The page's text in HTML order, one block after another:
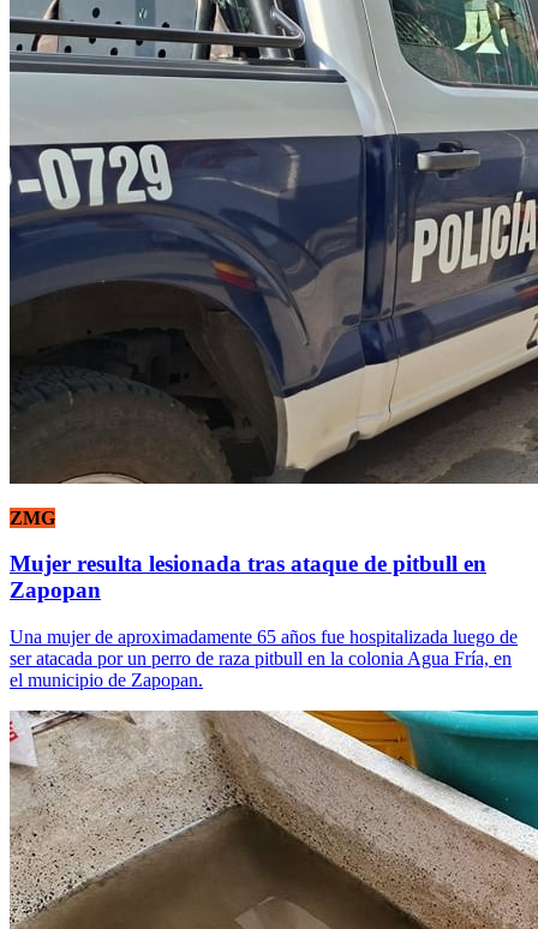
ZMG
Mujer resulta lesionada tras ataque de pitbull en
Zapopan
Una mujer de aproximadamente 65 años fue hospitalizada luego de
ser atacada por un perro de raza pitbull en la colonia Agua Fría, en
el municipio de Zapopan.